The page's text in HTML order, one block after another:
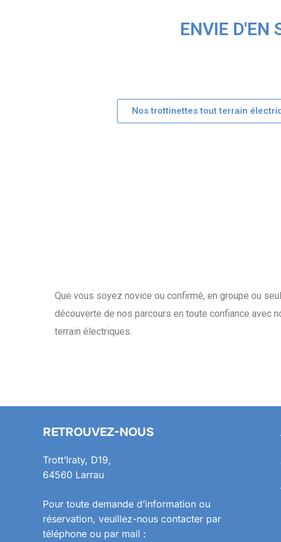
ENVIE D'EN
Nos trottinettes tout terrain
Que vous soyez novice ou confirmé, en groupe ou
découverte de nos parcours en toute confiance avec
terrain électriques.
RETROUVEZ-NOUS
Trott’Iraty, D19,
64560 Larrau
Pour toute demande d’information ou
réservation, veuillez-nous contacter par
téléphone ou par mail :